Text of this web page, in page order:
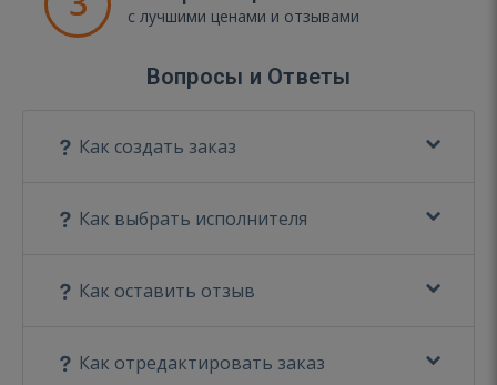
с лучшими ценами и отзывами
Вопросы и Ответы
Как создать заказ
Как выбрать исполнителя
Как оставить отзыв
Как отредактировать заказ